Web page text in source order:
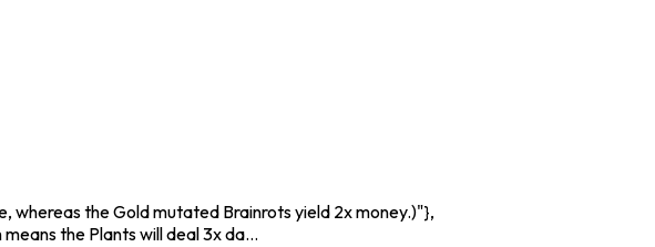
the Gold mutated Brainrots yield 2x money.)"},
the Plants will deal 3x da...